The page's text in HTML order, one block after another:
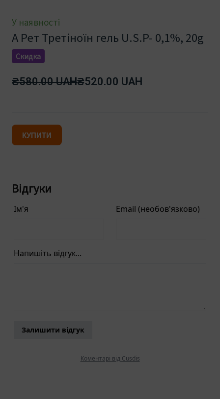
У наявності
А Рет Третіноїн гель U.S.P- 0,1%, 20g
Скидка
₴580.00 UAH₴520.00 UAH
КУПИТИ
Відгуки